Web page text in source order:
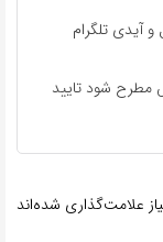
آیدی تلگرام
مطرح شود تایید
علامت‌گذاری شده‌اند